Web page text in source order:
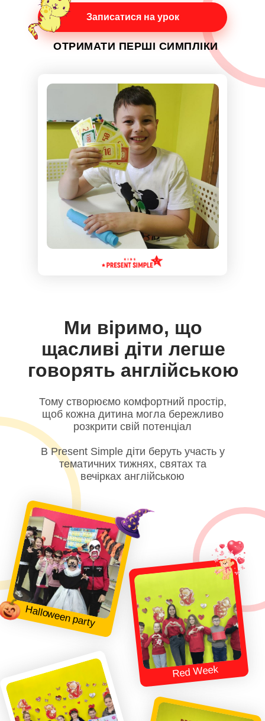
Записатися на урок
ОТРИМАТИ ПЕРШІ СИМПЛІКИ
Ми віримо, що
щасливі діти легше
говорять англійською
Red Week
Halloween party
Тому створюємо комфортний простір,
щоб кожна дитина могла бережливо
розкрити свій потенціал
В Present Simple діти беруть участь у
тематичних тижнях, святах та
вечірках англійською